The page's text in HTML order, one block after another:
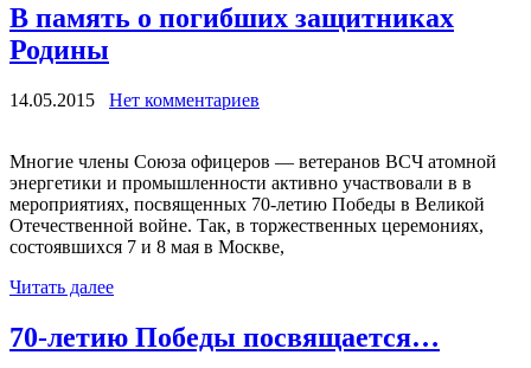
В память о погибших защитниках
Родины
14.05.2015 Нет комментариев
Многие члены Союза офицеров — ветеранов ВСЧ атомной
энергетики и промышленности активно участвовали в в
мероприятиях, посвященных 70-летию Победы в Великой
Отечественной войне. Так, в торжественных церемониях,
состоявшихся 7 и 8 мая в Москве,
Читать далее
70-летию Победы посвящается…